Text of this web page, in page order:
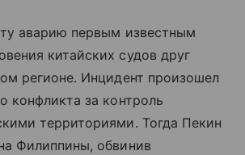
аварию первым известным
китайских судов друг
регионе. Инцидент произошел
конфликта за контроль
территориями. Тогда Пекин
Филиппины, обвинив